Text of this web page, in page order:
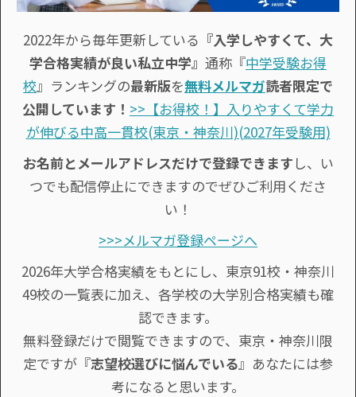
2022年から毎年更新している 『入学しやすくて、大
学合格実績が良い私立中学』 通称『中学受験お得
校』ランキングの最新版を無料メルマガ読者限定で
公開しています！ >>【お得校！】入りやすくて学力
が伸びる中高一貫校(東京・神奈川)(2027年受験用)
お名前とメールアドレスだけで登録できます し、い
つでも配信停止にできますのでぜひご利用くださ
い！
>>>メルマガ登録ページへ
2026年大学合格実績をもとにし、東京91校・神奈川
49校の一覧表に加え、各学校の大学別合格実績も確
認できます。
無料登録だけで閲覧できますので、東京・神奈川限
定ですが『志望校選びに悩んでいる』あなたには参
考になると思います。